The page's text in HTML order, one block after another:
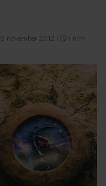
9 november 2012 1 min